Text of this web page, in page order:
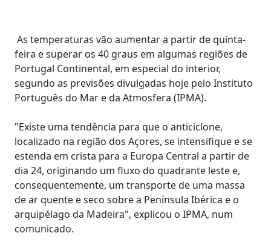
As temperaturas vão aumentar a partir de quinta-
feira e superar os 40 graus em algumas regiões de
Portugal Continental, em especial do interior,
segundo as previsões divulgadas hoje pelo Instituto
Português do Mar e da Atmosfera (IPMA).
"Existe uma tendência para que o anticiclone,
localizado na região dos Açores, se intensifique e se
estenda em crista para a Europa Central a partir de
dia 24, originando um fluxo do quadrante leste e,
consequentemente, um transporte de uma massa
de ar quente e seco sobre a Península Ibérica e o
arquipélago da Madeira", explicou o IPMA, num
comunicado.